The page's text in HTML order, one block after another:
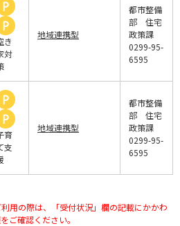
き
対
地域連携型
都市整備
部 住宅
政策課
0299-95-
6595
育
支
地域連携型
都市整備
部 住宅
政策課
0299-95-
6595
用の際は、「受付状況」欄の記載にかかわ
ご確認ください。